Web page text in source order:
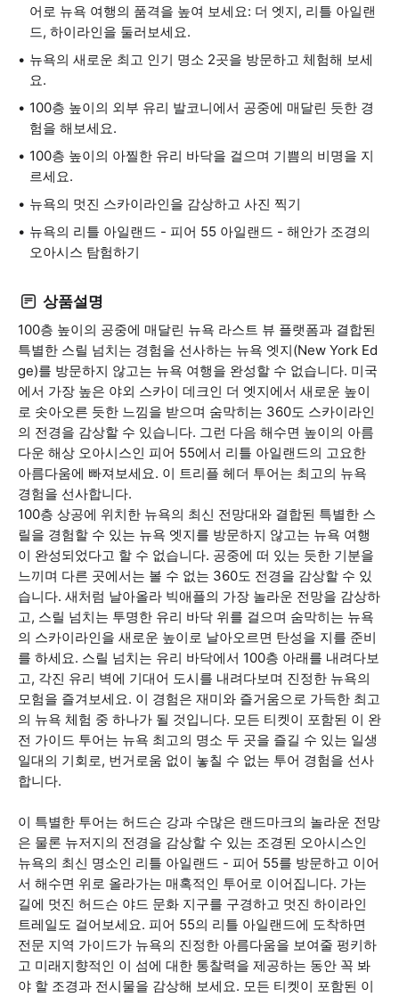
어로 뉴욕 여행의 품격을 높여 보세요: 더 엣지, 리틀 아일랜
드, 하이라인을 둘러보세요.
뉴욕의 새로운 최고 인기 명소 2곳을 방문하고 체험해 보세
요.
100층 높이의 외부 유리 발코니에서 공중에 매달린 듯한 경
험을 해보세요.
100층 높이의 아찔한 유리 바닥을 걸으며 기쁨의 비명을 지
르세요.
뉴욕의 멋진 스카이라인을 감상하고 사진 찍기
뉴욕의 리틀 아일랜드 - 피어 55 아일랜드 - 해안가 조경의
오아시스 탐험하기
상품설명
100층 높이의 공중에 매달린 뉴욕 라스트 뷰 플랫폼과 결합된
특별한 스릴 넘치는 경험을 선사하는 뉴욕 엣지(New York Ed
ge)를 방문하지 않고는 뉴욕 여행을 완성할 수 없습니다. 미국
에서 가장 높은 야외 스카이 데크인 더 엣지에서 새로운 높이
로 솟아오른 듯한 느낌을 받으며 숨막히는 360도 스카이라인
의 전경을 감상할 수 있습니다. 그런 다음 해수면 높이의 아름
다운 해상 오아시스인 피어 55에서 리틀 아일랜드의 고요한
아름다움에 빠져보세요. 이 트리플 헤더 투어는 최고의 뉴욕
경험을 선사합니다.
100층 상공에 위치한 뉴욕의 최신 전망대와 결합된 특별한 스
릴을 경험할 수 있는 뉴욕 엣지를 방문하지 않고는 뉴욕 여행
이 완성되었다고 할 수 없습니다. 공중에 떠 있는 듯한 기분을
느끼며 다른 곳에서는 볼 수 없는 360도 전경을 감상할 수 있
습니다. 새처럼 날아올라 빅애플의 가장 놀라운 전망을 감상하
고, 스릴 넘치는 투명한 유리 바닥 위를 걸으며 숨막히는 뉴욕
의 스카이라인을 새로운 높이로 날아오르면 탄성을 지를 준비
를 하세요. 스릴 넘치는 유리 바닥에서 100층 아래를 내려다보
고, 각진 유리 벽에 기대어 도시를 내려다보며 진정한 뉴욕의
모험을 즐겨보세요. 이 경험은 재미와 즐거움으로 가득한 최고
의 뉴욕 체험 중 하나가 될 것입니다. 모든 티켓이 포함된 이 완
전 가이드 투어는 뉴욕 최고의 명소 두 곳을 즐길 수 있는 일생
일대의 기회로, 번거로움 없이 놓칠 수 없는 투어 경험을 선사
합니다.
이 특별한 투어는 허드슨 강과 수많은 랜드마크의 놀라운 전망
은 물론 뉴저지의 전경을 감상할 수 있는 조경된 오아시스인
뉴욕의 최신 명소인 리틀 아일랜드 - 피어 55를 방문하고 이어
서 해수면 위로 올라가는 매혹적인 투어로 이어집니다. 가는
길에 멋진 허드슨 야드 문화 지구를 구경하고 멋진 하이라인
트레일도 걸어보세요. 피어 55의 리틀 아일랜드에 도착하면
전문 지역 가이드가 뉴욕의 진정한 아름다움을 보여줄 펑키하
고 미래지향적인 이 섬에 대한 통찰력을 제공하는 동안 꼭 봐
야 할 조경과 전시물을 감상해 보세요. 모든 티켓이 포함된 이